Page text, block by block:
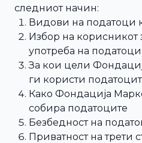
следниот начин:
Видови на податоци
Избор на корисникот
употреба на податоци
За кои цели
ги користи
Како Фондација
собира податоците
Безбедност на
Приватност на трети